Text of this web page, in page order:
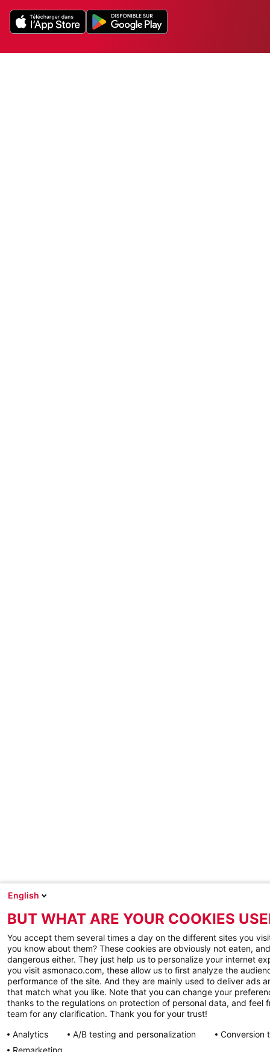
English
BUT WHAT ARE YOUR COOKIES
You accept them several times a day on the different sites you
you know about them? These cookies are obviously not eaten,
dangerous either. They just help us to personalize your internet
you visit asmonaco.com, these allow us to first analyze the
performance of the site. And they are mainly used to deliver ads
that match what you like. Note that you can change your
thanks to the regulations on protection of personal data, and feel
team for any clarification. Thank you for your trust!
Analytics
A/B testing and personalization
Conversion
Remarketing